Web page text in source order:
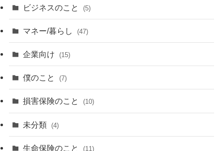
ビジネスのこと (5)
マネー/暮らし (47)
企業向け (15)
僕のこと (7)
損害保険のこと (10)
未分類 (4)
生命保険のこと (11)